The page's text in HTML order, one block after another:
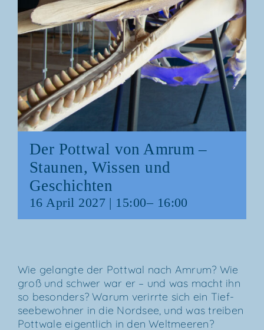
Der Pott­wal von Amrum –
Stau­nen, Wis­sen und
Geschichten
16 April 2027 | 15:00– 16:00
Wie gelang­te der Pott­wal nach Amrum? Wie
groß und schwer war er – und was macht ihn
so beson­ders? War­um ver­irr­te sich ein Tief­
see­be­woh­ner in die Nord­see, und was trei­ben
Pott­wa­le eigent­lich in den Weltmeeren?